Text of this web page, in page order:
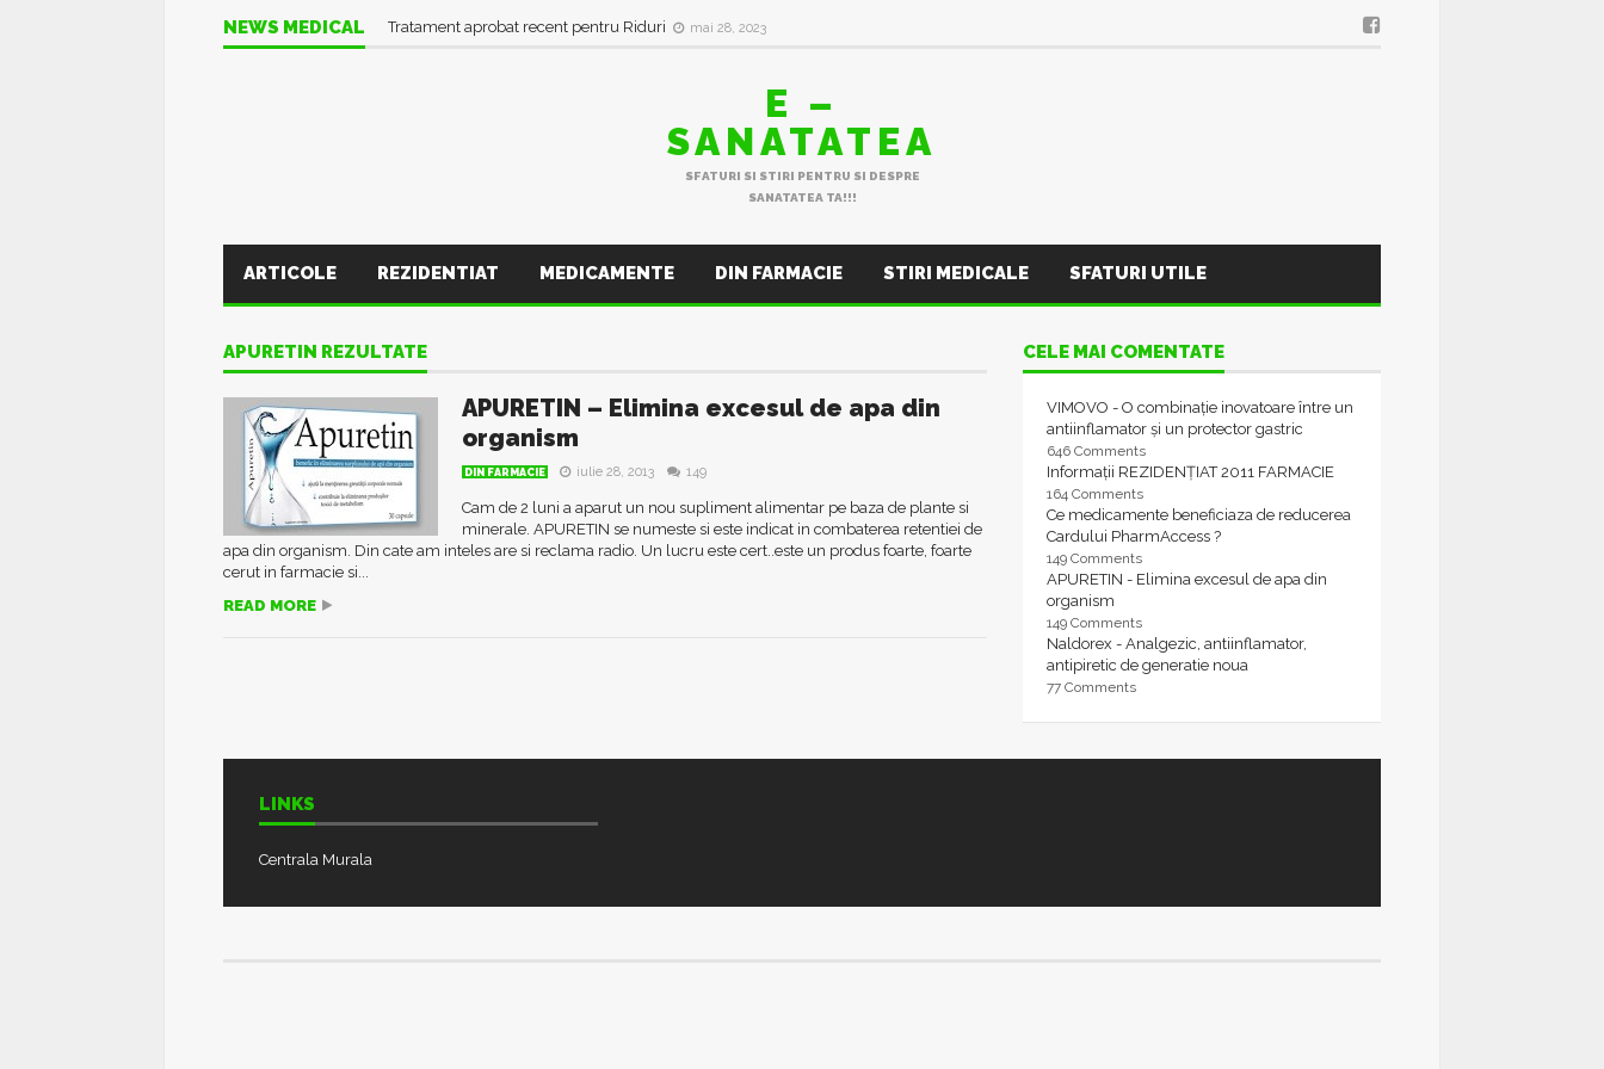
NEWS MEDICAL Tratament aprobat recent pentru Riduri mai 28, 2023
E –
SANATATEA
SFATURI SI STIRI PENTRU SI DESPRE
SANATATEA TA!!!
ARTICOLE REZIDENTIAT MEDICAMENTE DIN FARMACIE STIRI MEDICALE SFATURI UTILE
APURETIN REZULTATE
APURETIN – Elimina excesul de apa din
organism
DIN FARMACIE iulie 28, 2013 149
Cam de 2 luni a aparut un nou supliment alimentar pe baza de plante si
minerale. APURETIN se numeste si este indicat in combaterea retentiei de
apa din organism. Din cate am inteles are si reclama radio. Un lucru este cert..este un produs foarte, foarte
cerut in farmacie si...
READ MORE
CELE MAI COMENTATE
VIMOVO - O combinație inovatoare între un
antiinflamator și un protector gastric
646 Comments
Informații REZIDENȚIAT 2011 FARMACIE
164 Comments
Ce medicamente beneficiaza de reducerea
Cardului PharmAccess ?
149 Comments
APURETIN - Elimina excesul de apa din
organism
149 Comments
Naldorex - Analgezic, antiinflamator,
antipiretic de generatie noua
77 Comments
LINKS
Centrala Murala